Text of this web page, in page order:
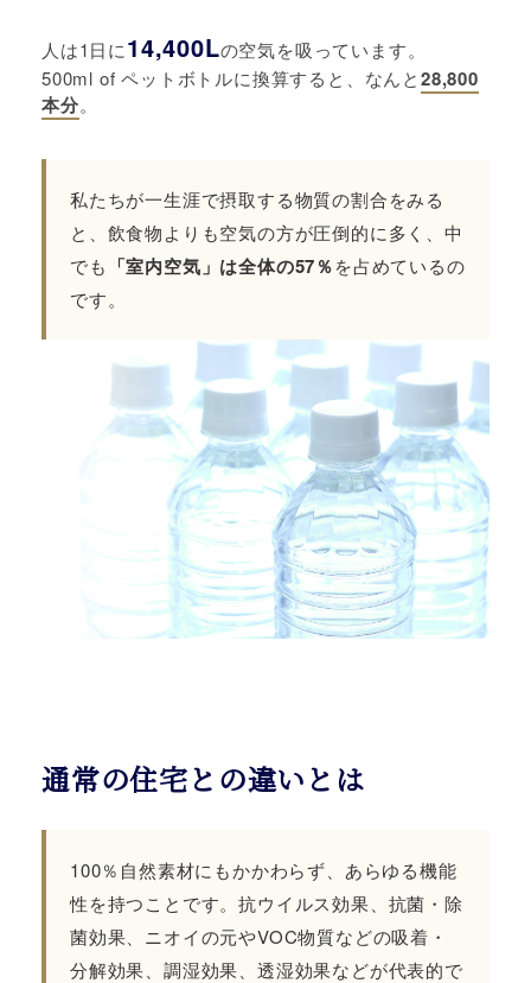
人は1日に14,400Lの空気を吸っています。
500ml of ペットボトルに換算すると、なんと28,800
本分。
私たちが一生涯で摂取する物質の割合をみる
と、飲食物よりも空気の方が圧倒的に多く、中
でも 「室内空気」は全体の57％を占めているの
です。
通常の住宅との違いとは
100％自然素材にもかかわらず、あらゆる機能
性を持つことです。抗ウイルス効果、抗菌・除
菌効果、ニオイの元やVOC物質などの吸着・
分解効果、調湿効果、透湿効果などが代表的で